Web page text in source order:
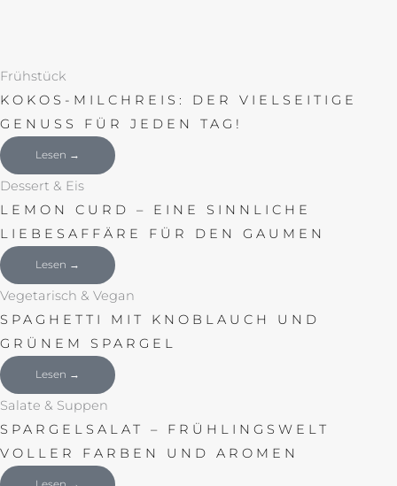
Frühstück
KOKOS-MILCHREIS: DER VIELSEITIGE
GENUSS FÜR JEDEN TAG!
Lesen →
Dessert & Eis
LEMON CURD – EINE SINNLICHE
LIEBESAFFÄRE FÜR DEN GAUMEN
Lesen →
Vegetarisch & Vegan
SPAGHETTI MIT KNOBLAUCH UND
GRÜNEM SPARGEL
Lesen →
Salate & Suppen
SPARGELSALAT – FRÜHLINGSWELT
VOLLER FARBEN UND AROMEN